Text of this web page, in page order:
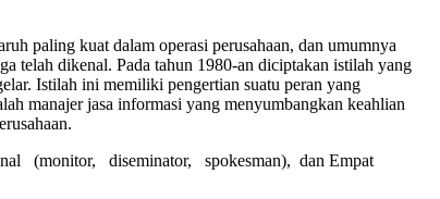
paling kuat dalam operasi perusahaan, dan umumnya
telah dikenal. Pada tahun 1980-an diciptakan istilah yang
Istilah ini memiliki pengertian suatu peran yang
manajer jasa informasi yang menyumbangkan keahlian
(monitor, diseminator, spokesman), dan Empat